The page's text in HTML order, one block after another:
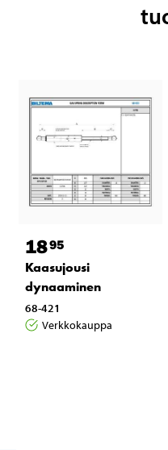
1895
Kaasujousi
dynaaminen
68-421
Verkkokauppa